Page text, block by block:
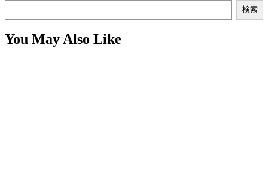
検索
You May Also Like